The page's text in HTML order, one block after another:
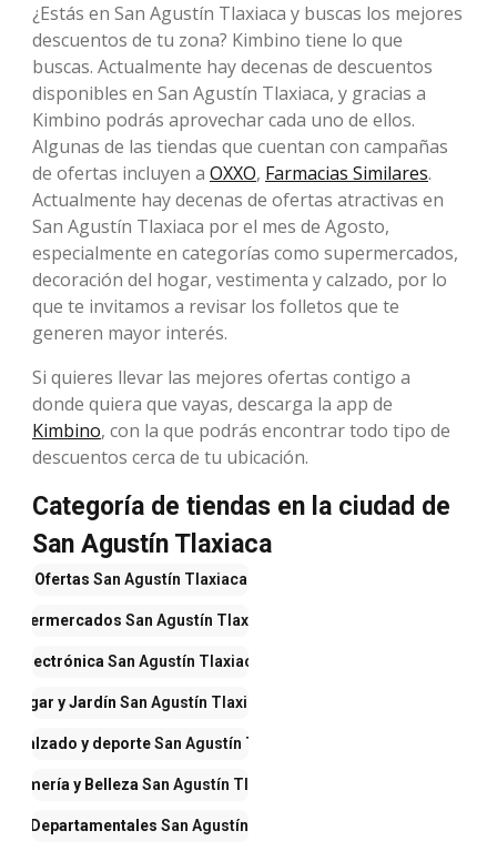
¿Estás en San Agustín Tlaxiaca y buscas los mejores
descuentos de tu zona? Kimbino tiene lo que
buscas. Actualmente hay decenas de descuentos
disponibles en San Agustín Tlaxiaca, y gracias a
Kimbino podrás aprovechar cada uno de ellos.
Algunas de las tiendas que cuentan con campañas
de ofertas incluyen a OXXO, Farmacias Similares.
Actualmente hay decenas de ofertas atractivas en
San Agustín Tlaxiaca por el mes de Agosto,
especialmente en categorías como supermercados,
decoración del hogar, vestimenta y calzado, por lo
que te invitamos a revisar los folletos que te
generen mayor interés.
Si quieres llevar las mejores ofertas contigo a
donde quiera que vayas, descarga la app de
Kimbino, con la que podrás encontrar todo tipo de
descuentos cerca de tu ubicación.
Categoría de tiendas en la ciudad de
San Agustín Tlaxiaca
Ofertas San Agustín Tlaxiaca
Supermercados San Agustín Tlaxiaca
ElectrónicaSan Agustín Tlaxiaca
Hogar y Jardín San Agustín Tlaxiaca
calzado y deporteSan Agustín Tlaxiaca
y BellezaSan Agustín Tlaxiaca
Departamentales San Agustín Tlaxiaca